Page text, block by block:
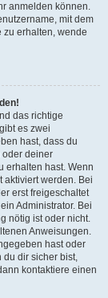
anmelden können.
mit dem
zu erhalten, wende
das richtige
es zwei
hast, dass du
oder deiner
erhalten hast. Wenn
aktiviert werden. Bei
erst freigeschaltet
Administrator. Bei
nötig ist oder nicht.
Anweisungen.
hast oder
du dir sicher bist,
kontaktiere einen